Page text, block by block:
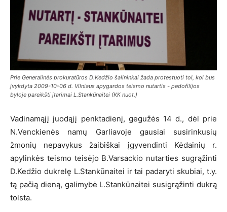
Prie Generalinės prokuratūros D.Kedžio šalininkai žada protestuoti tol, kol bus
įvykdyta 2009-10-06 d. Vilniaus apygardos teismo nutartis - pedofilijos
byloje pareikšti įtarimai L.Stankūnaitei (KK nuot.)
Vadinamąjį juodąjį penktadienį, gegužės 14 d., dėl prie
N.Venckienės namų Garliavoje gausiai susirinkusių
žmonių nepavykus žaibiškai įgyvendinti Kėdainių r.
apylinkės teismo teisėjo B.Varsackio nutarties sugrąžinti
D.Kedžio dukrelę L.Stankūnaitei ir tai padaryti skubiai, t.y.
tą pačią dieną, galimybė L.Stankūnaitei susigrąžinti dukrą
tolsta.